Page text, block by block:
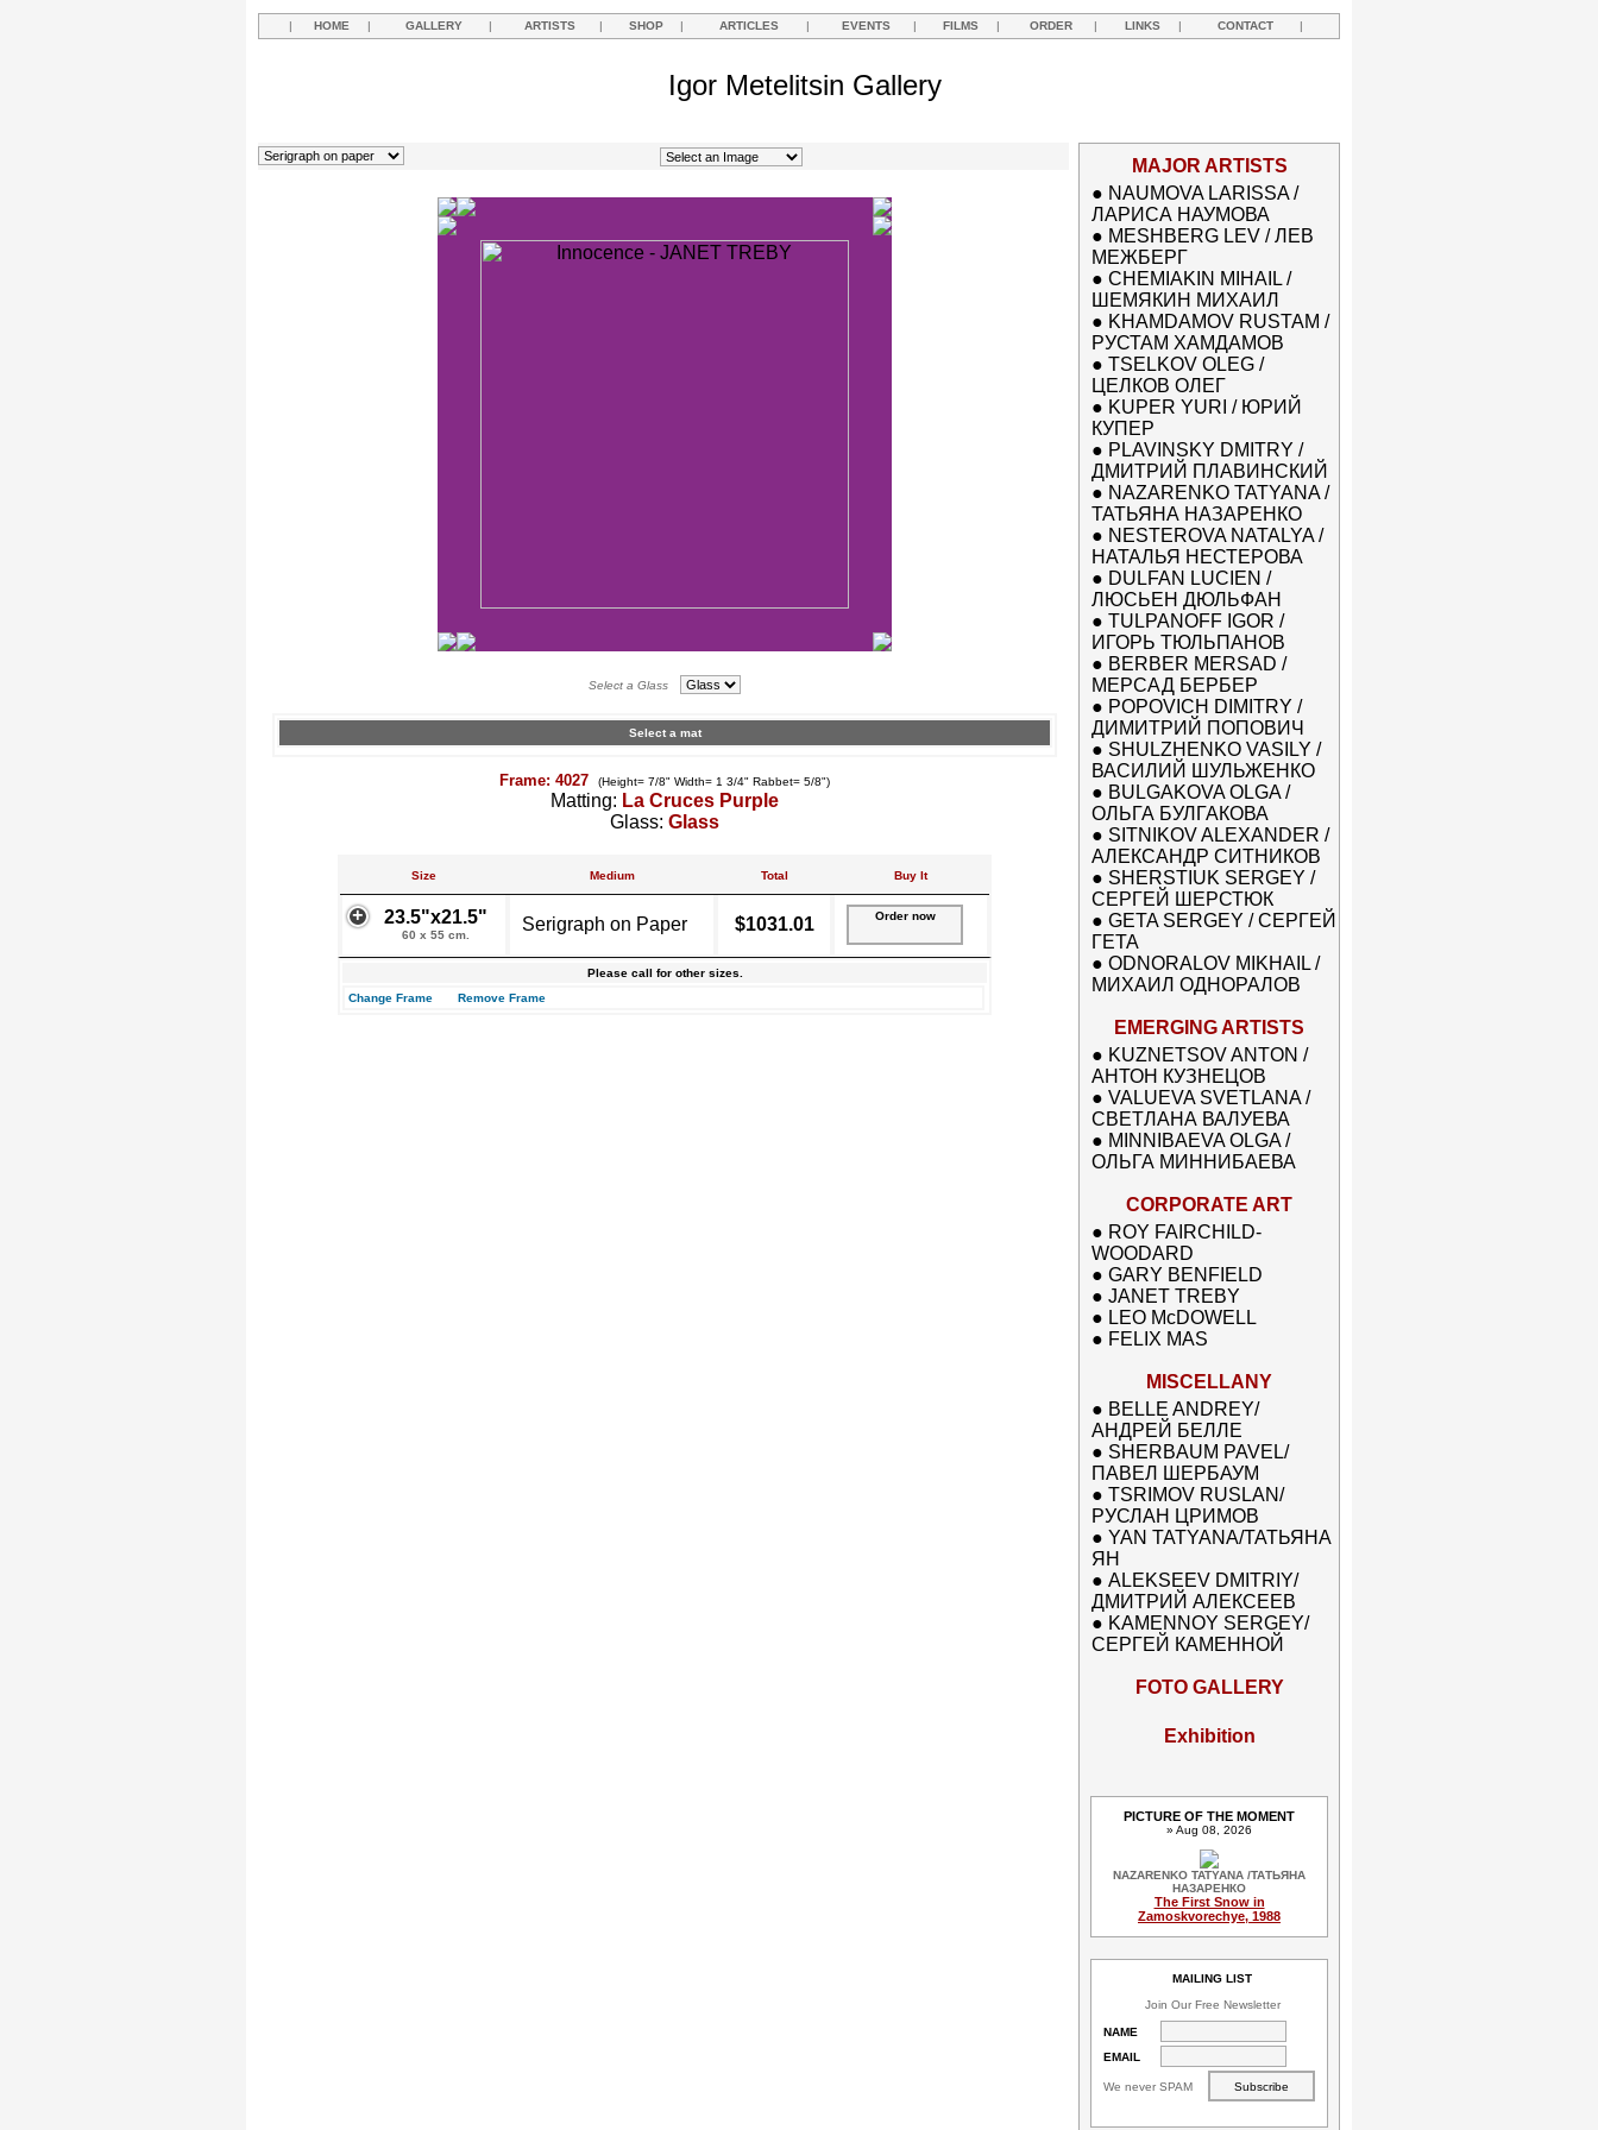
| HOME | GALLERY | ARTISTS | SHOP | ARTICLES | EVENTS | FILMS | ORDER | LINKS | CONTACT |
Igor Metelitsin Gallery
Select a Glass
Select a mat
Frame: 4027 (Height= 7/8" Width= 1 3/4" Rabbet= 5/8")
Matting: La Cruces Purple
Glass: Glass
Size Medium Total Buy It
23.5"x21.5"
60 x 55 cm.
Serigraph on Paper $1031.01 Order now
Please call for other sizes.
Change Frame
Remove Frame
MAJOR ARTISTS
● NAUMOVA LARISSA /
ЛАРИСА НАУМОВА
● MESHBERG LEV / ЛЕВ
МЕЖБЕРГ
● CHEMIAKIN MIHAIL /
ШЕМЯКИН МИХАИЛ
● KHAMDAMOV RUSTAM /
РУСТАМ ХАМДАМОВ
● TSELKOV OLEG /
ЦЕЛКОВ ОЛЕГ
● KUPER YURI / ЮРИЙ
КУПЕР
● PLAVINSKY DMITRY /
ДМИТРИЙ ПЛАВИНСКИЙ
● NAZARENKO TATYANA /
ТАТЬЯНА НАЗАРЕНКО
● NESTEROVA NATALYA /
НАТАЛЬЯ НЕСТЕРОВА
● DULFAN LUCIEN /
ЛЮСЬЕН ДЮЛЬФАН
● TULPANOFF IGOR /
ИГОРЬ ТЮЛЬПАНОВ
● BERBER MERSAD /
МЕРСАД БЕРБЕР
● POPOVICH DIMITRY /
ДИМИТРИЙ ПОПОВИЧ
● SHULZHENKO VASILY /
ВАСИЛИЙ ШУЛЬЖЕНКО
● BULGAKOVA OLGA /
ОЛЬГА БУЛГАКОВА
● SITNIKOV ALEXANDER /
АЛЕКСАНДР СИТНИКОВ
● SHERSTIUK SERGEY /
СЕРГЕЙ ШЕРСТЮК
● GETA SERGEY / СЕРГЕЙ
ГЕТА
● ODNORALOV MIKHAIL /
МИХАИЛ ОДНОРАЛОВ
EMERGING ARTISTS
● KUZNETSOV ANTON /
АНТОН КУЗНЕЦОВ
● VALUEVA SVETLANA /
СВЕТЛАНА ВАЛУЕВА
● MINNIBAEVA OLGA /
ОЛЬГА МИННИБАЕВА
CORPORATE ART
● ROY FAIRCHILD-
WOODARD
● GARY BENFIELD
● JANET TREBY
● LEO McDOWELL
● FELIX MAS
MISCELLANY
● BELLE ANDREY/
АНДРЕЙ БЕЛЛЕ
● SHERBAUM PAVEL/
ПАВЕЛ ШЕРБАУМ
● TSRIMOV RUSLAN/
РУСЛАН ЦРИМОВ
● YAN TATYANA/ТАТЬЯНА
ЯН
● ALEKSEEV DMITRIY/
ДМИТРИЙ АЛЕКСЕЕВ
● KAMENNOY SERGEY/
СЕРГЕЙ КАМЕННОЙ
FOTO GALLERY
Exhibition
PICTURE OF THE MOMENT
» Aug 08, 2026
NAZARENKO TATYANA /ТАТЬЯНА
НАЗАРЕНКО
The First Snow in
Zamoskvorechye, 1988
MAILING LIST
Join Our Free Newsletter
NAME
EMAIL
We never SPAM